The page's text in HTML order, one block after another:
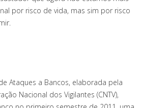
por risco de vida, mas sim por risco
Ataques a Bancos, elaborada pela
Nacional dos Vigilantes (CNTV),